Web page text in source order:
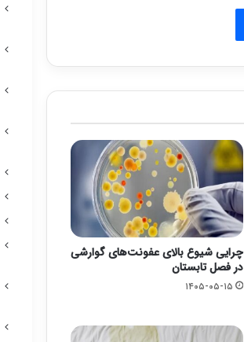
چرایی شیوع بالای عفونت‌های گوارشی
در فصل تابستان
۱۴۰۵-۰۵-۱۵